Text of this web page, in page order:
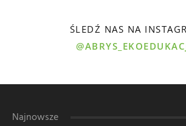
ŚLEDŹ NAS NA
Najnowsze